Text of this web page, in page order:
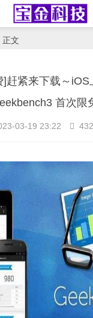
正文
]赶紧来下载～iOS
首次限
03-19 23:22